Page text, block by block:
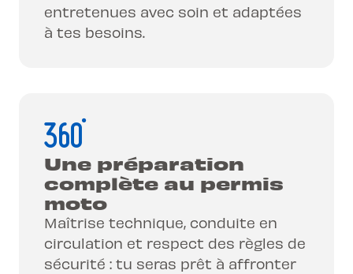
entretenues avec soin et adaptées
à tes besoins.
Une préparation
complète au permis
moto
Maîtrise technique, conduite en
circulation et respect des règles de
sécurité : tu seras prêt à affronter